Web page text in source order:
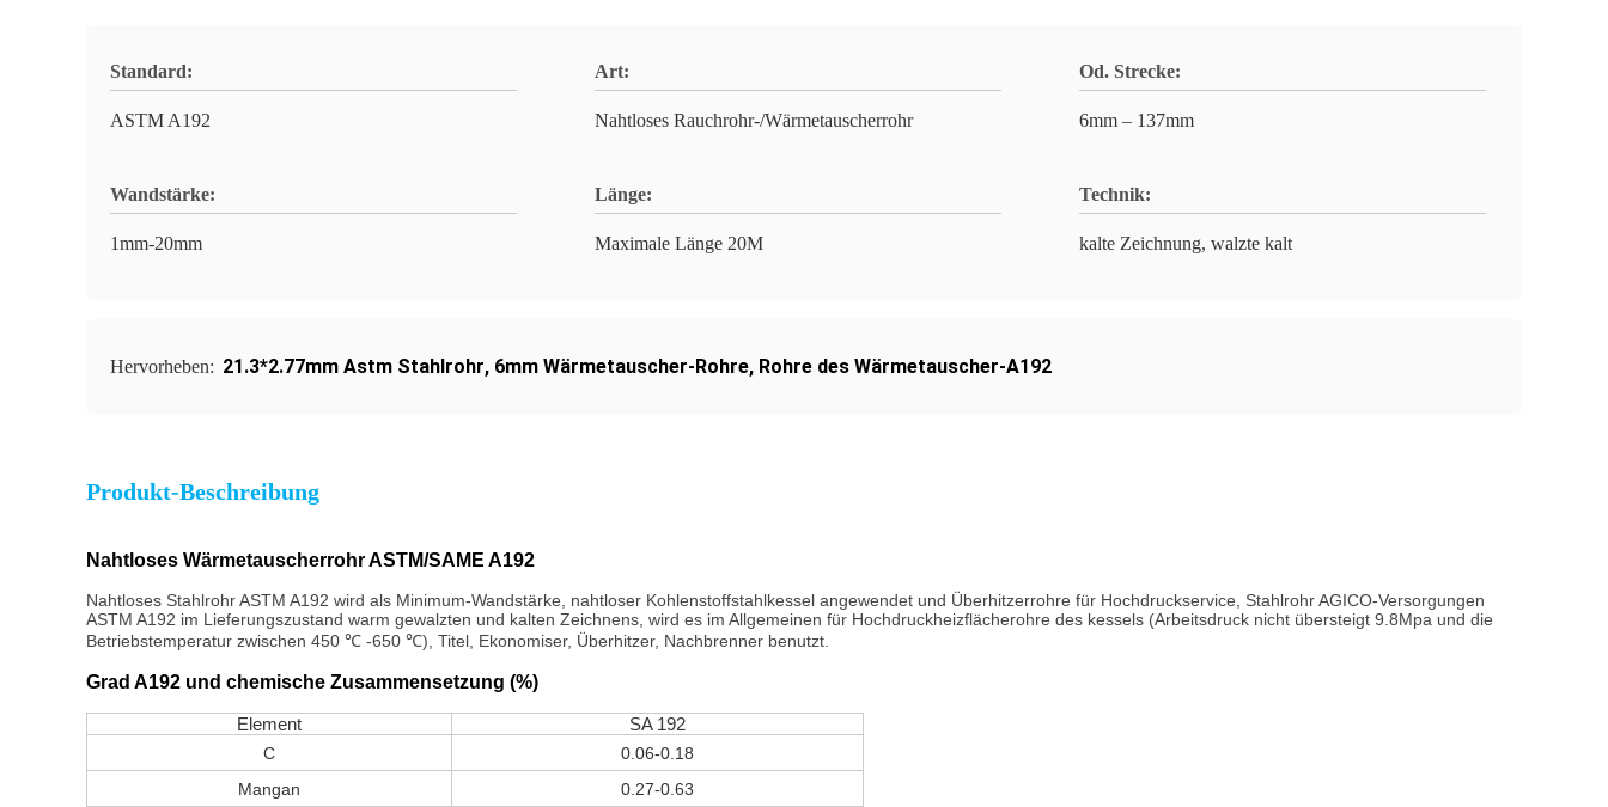
Standard:
ASTM A192
Art:
Nahtloses Rauchrohr-/Wärmetauscherrohr
Od. Strecke:
6mm – 137mm
Wandstärke:
1mm-20mm
Länge:
Maximale Länge 20M
Technik:
kalte Zeichnung, walzte kalt
Hervorheben: 21.3*2.77mm Astm Stahlrohr, 6mm Wärmetauscher-Rohre, Rohre des Wärmetauscher-A192
Produkt-Beschreibung
Nahtloses Wärmetauscherrohr ASTM/SAME A192
Nahtloses Stahlrohr ASTM A192 wird als Minimum-Wandstärke, nahtloser Kohlenstoffstahlkessel angewendet und Überhitzerrohre für Hochdruckservice, Stahlrohr AGICO-Versorgungen
ASTM A192 im Lieferungszustand warm gewalzten und kalten Zeichnens, wird es im Allgemeinen für Hochdruckheizflächerohre des kessels (Arbeitsdruck nicht übersteigt 9.8Mpa und die
Betriebstemperatur zwischen 450 ℃ -650 ℃), Titel, Ekonomiser, Überhitzer, Nachbrenner benutzt.
Grad A192 und chemische Zusammensetzung (%)
Element SA 192
C
0.06-0.18
Mangan
0.27-0.63